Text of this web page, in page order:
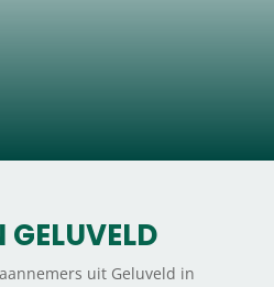
uit Geluveld in